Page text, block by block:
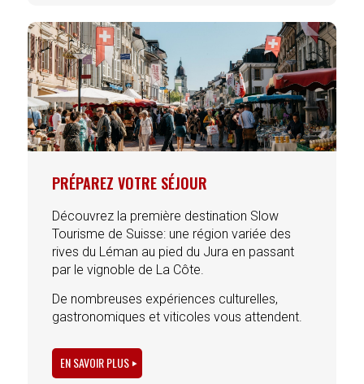
PRÉPAREZ VOTRE SÉJOUR
Découvrez la première destination Slow
Tourisme de Suisse: une région variée des
rives du Léman au pied du Jura en passant
par le vignoble de La Côte.
De nombreuses expériences culturelles,
gastronomiques et viticoles vous attendent.
EN SAVOIR PLUS